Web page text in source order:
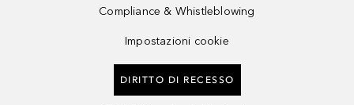
Compliance & Whistleblowing
Impostazioni cookie
DIRITTO DI RECESSO